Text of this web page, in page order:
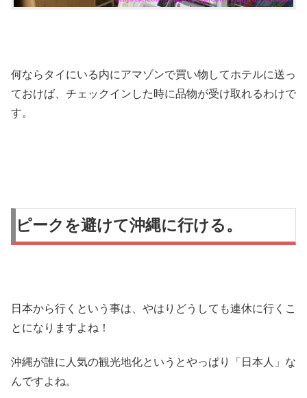
何ならタイにいる内にアマゾンで買い物してホテルに送っ
ておけば、チェックインした時に品物が受け取れるわけで
す。
ピークを避けて沖縄に行ける。
日本から行くという事は、やはりどうしても連休に行くこ
とになりますよね！
沖縄が誰に人気の観光地化というとやっぱり「日本人」な
んですよね。